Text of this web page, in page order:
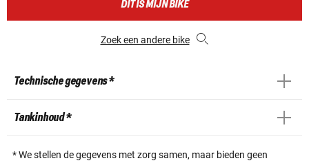
DIT IS MIJN BIKE
Zoek een andere bike
Technische gegevens *
Tankinhoud *
* We stellen de gegevens met zorg samen, maar bieden geen